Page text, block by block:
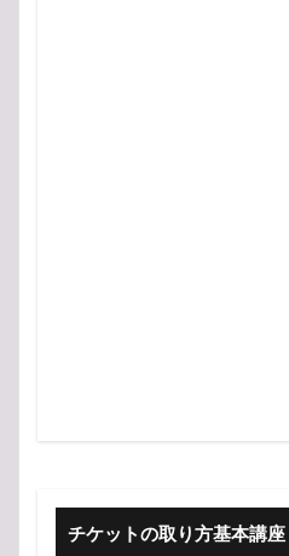
チケットの取り方基本講座